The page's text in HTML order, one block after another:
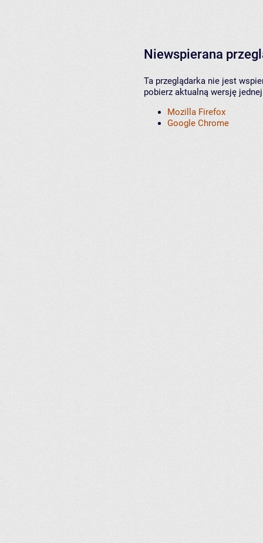
Niewspierana
Ta przeglądarka nie jest
pobierz aktualną wersję
Mozilla Firefox
Google Chrome